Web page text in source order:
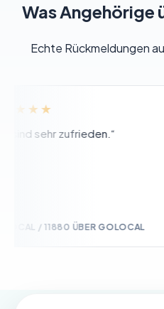
Was Angehörige
Echte Rückmeldungen
sehr zufrieden.“
/ 11880 ÜBER GOLOCAL